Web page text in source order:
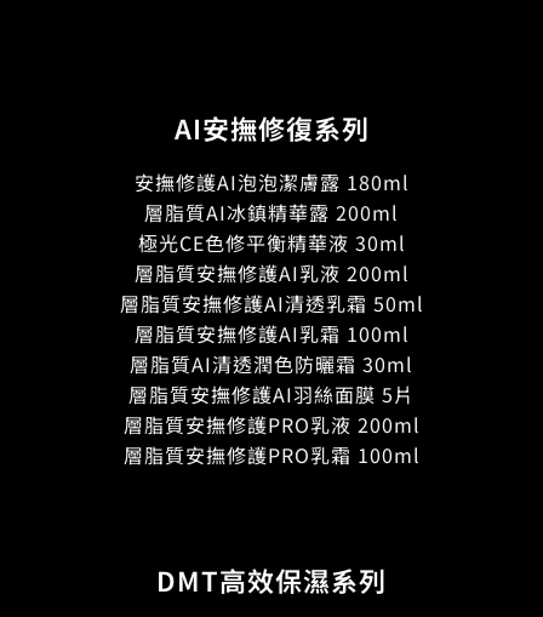
AI安撫修復系列
安撫修護AI泡泡潔膚露 180ml
層脂質AI冰鎮精華露 200ml
極光CE色修平衡精華液 30ml
層脂質安撫修護AI乳液 200ml
層脂質安撫修護AI清透乳霜 50ml
層脂質安撫修護AI乳霜 100ml
層脂質AI清透潤色防曬霜 30ml
層脂質安撫修護AI羽絲面膜 5片
層脂質安撫修護PRO乳液 200ml
層脂質安撫修護PRO乳霜 100ml
DMT高效保濕系列